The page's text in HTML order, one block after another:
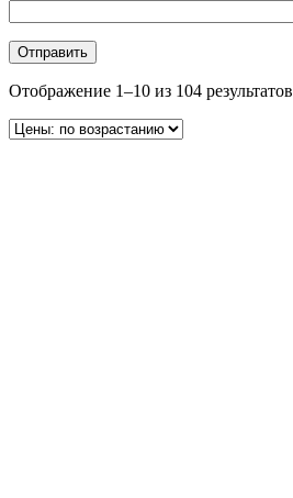
Отображение 1–10 из 104 результатов